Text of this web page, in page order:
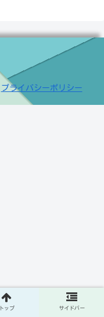
プライバシーポリシー
トップ サイドバー